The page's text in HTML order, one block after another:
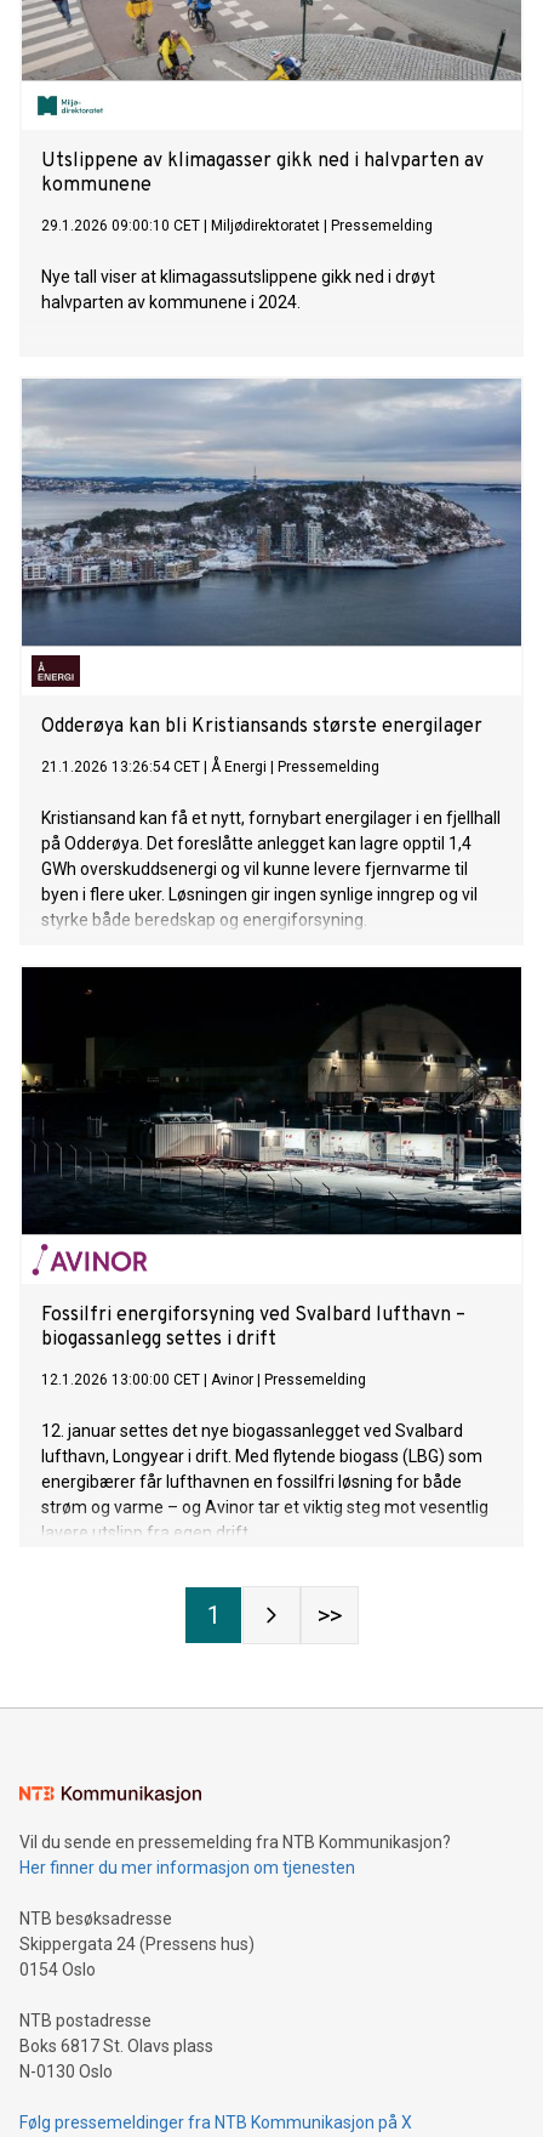
Utslippene av klimagasser gikk ned i halvparten av
kommunene
29.1.2026 09:00:10 CET Miljødirektoratet Pressemelding
Nye tall viser at klimagassutslippene gikk ned i drøyt
halvparten av kommunene i 2024.
Odderøya kan bli Kristiansands største energilager
21.1.2026 13:26:54 CET Å Energi Pressemelding
Kristiansand kan få et nytt, fornybart energilager i en fjellhall
på Odderøya. Det foreslåtte anlegget kan lagre opptil 1,4
GWh overskuddsenergi og vil kunne levere fjernvarme til
byen i flere uker. Løsningen gir ingen synlige inngrep og vil
styrke både beredskap og energiforsyning.
Fossilfri energiforsyning ved Svalbard lufthavn –
biogassanlegg settes i drift
12.1.2026 13:00:00 CET Avinor Pressemelding
12. januar settes det nye biogassanlegget ved Svalbard
lufthavn, Longyear i drift. Med flytende biogass (LBG) som
energibærer får lufthavnen en fossilfri løsning for både
strøm og varme – og Avinor tar et viktig steg mot vesentlig
lavere utslipp fra egen drift.
1 >>
Vil du sende en pressemelding fra NTB Kommunikasjon?
Her finner du mer informasjon om tjenesten
NTB besøksadresse
Skippergata 24 (Pressens hus)
0154 Oslo
NTB postadresse
Boks 6817 St. Olavs plass
N-0130 Oslo
Følg pressemeldinger fra NTB Kommunikasjon på X